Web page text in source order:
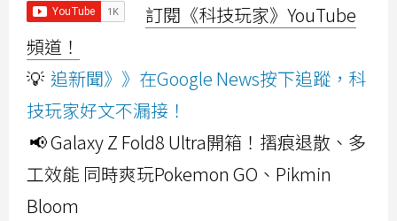
訂閱《科技玩家》YouTube
頻道！
💡 追新聞》》在Google News按下追蹤，科
技玩家好文不漏接！
📢 Galaxy Z Fold8 Ultra開箱！摺痕退散、多
工效能 同時爽玩Pokemon GO、Pikmin
Bloom